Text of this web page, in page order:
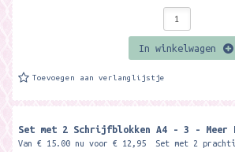
In winkelwagen
Toevoegen aan verlanglijstje
Set met 2 Schrijfblokken A4 - 3 - Meer
Van € 15.00 nu voor € 12,95 Set met 2